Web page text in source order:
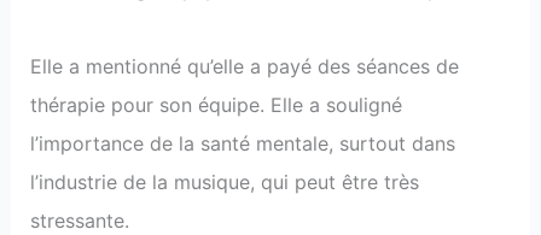
Elle a mentionné qu’elle a payé des séances de
thérapie pour son équipe. Elle a souligné
l’importance de la santé mentale, surtout dans
l’industrie de la musique, qui peut être très
stressante.